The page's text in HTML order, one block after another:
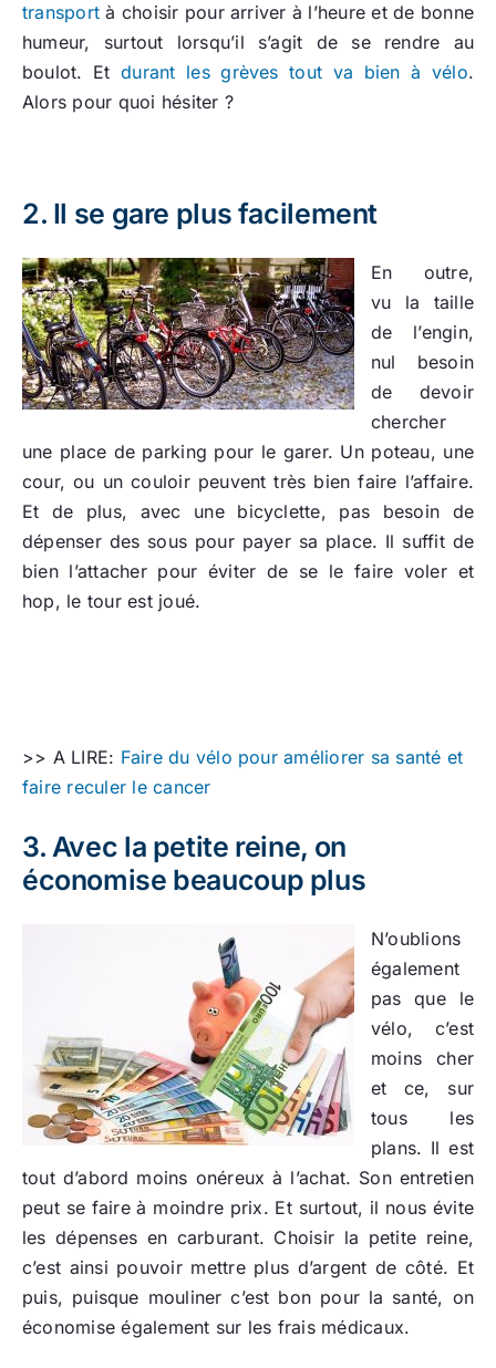
transport à choisir pour arriver à l’heure et de bonne
humeur, surtout lorsqu’il s’agit de se rendre au
boulot. Etdurant les grèves tout va bien à vélo.
Alors pour quoi hésiter ?
2. Il se gare plus facilement
En outre,
vu la taille
de l’engin,
nul besoin
de devoir
chercher
une place de parking pour le garer. Un poteau, une
cour, ou un couloir peuvent très bien faire l’affaire.
Et de plus, avec une bicyclette, pas besoin de
dépenser des sous pour payer sa place. Il suffit de
bien l’attacher pour éviter de se le faire voler et
hop, le tour est joué.
>> A LIRE: Faire du vélo pour améliorer sa santé et
faire reculer le cancer
3. Avec la petite reine, on
économise beaucoup plus
N’oublions
également
pas que le
vélo, c’est
moins cher
et ce, sur
tous les
plans. Il est
tout d’abord moins onéreux à l’achat. Son entretien
peut se faire à moindre prix. Et surtout, il nous évite
les dépenses en carburant. Choisir la petite reine,
c’est ainsi pouvoir mettre plus d’argent de côté. Et
puis, puisque mouliner c’est bon pour la santé, on
économise également sur les frais médicaux.